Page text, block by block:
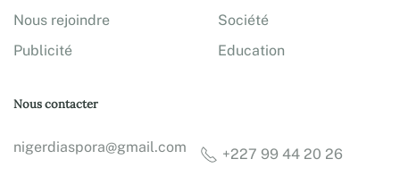
Nous rejoindre
Publicité
Société
Education
Nous contacter
nigerdiaspora@gmail.com +227 99 44 20 26